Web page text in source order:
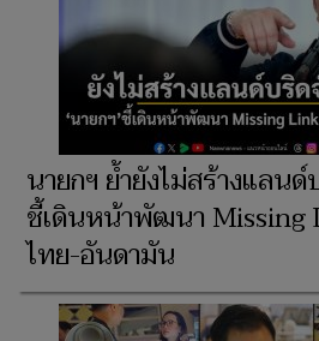
นายกฯ ย้ำยังไม่สร้างแลน
ชี้เดินหน้าพัฒนา Missing
ไทย-อันดามัน